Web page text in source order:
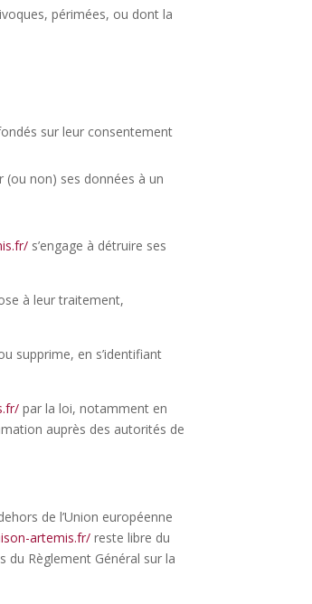
périmées, ou dont la
sur leur consentement
(ou non) ses données à un
s’engage à détruire ses
à leur traitement,
supprime, en s’identifiant
par la loi, notamment en
auprès des autorités de
de l’Union européenne
artemis.fr/ reste libre du
du Règlement Général sur la